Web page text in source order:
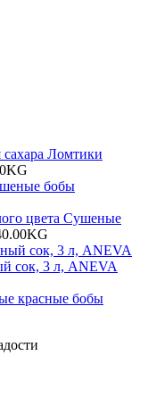
Ломтики
KG
бобы
Сушеные
KG
сок, 3 л, ANEVA
красные бобы